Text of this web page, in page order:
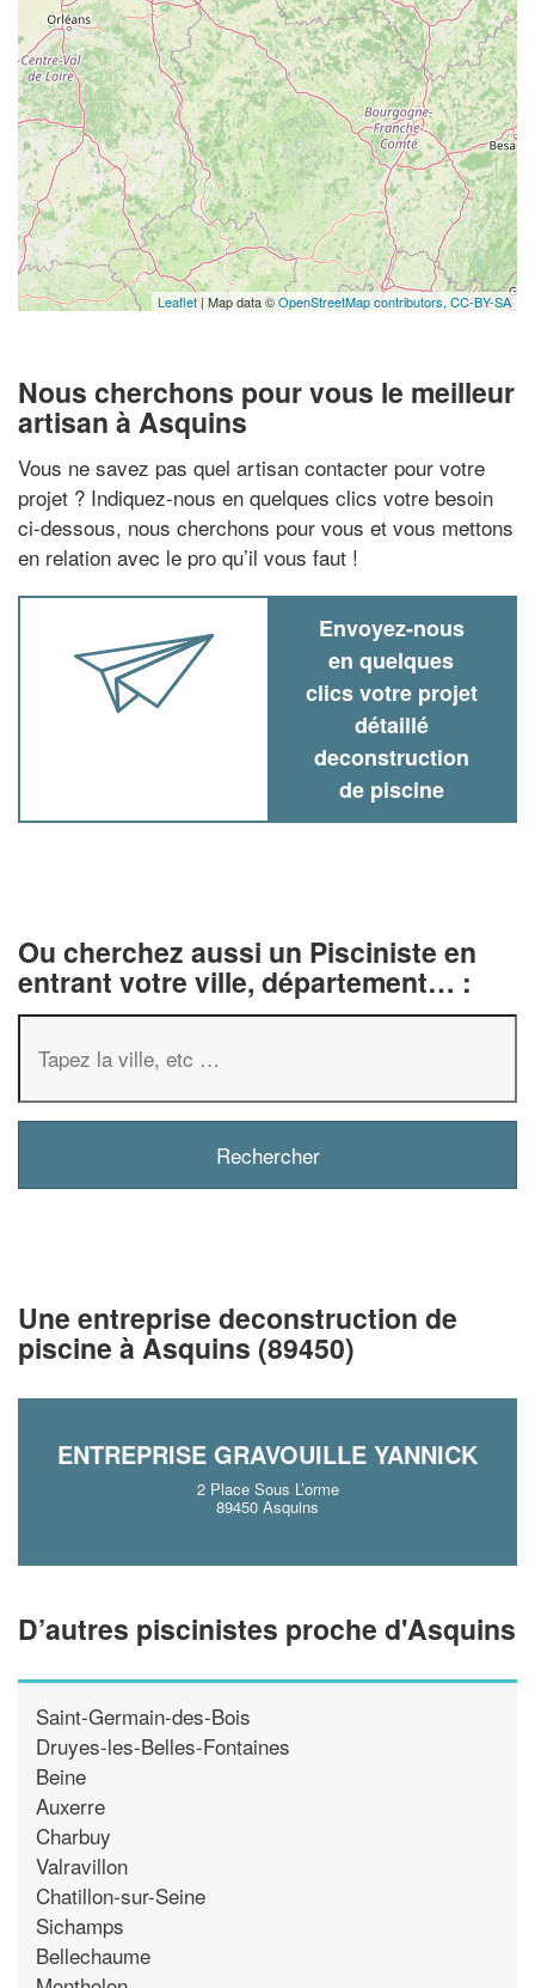
Leaflet| Map data ©OpenStreetMap contributors, CC-BY-SA
Nous cherchons pour vous le meilleur
artisan à Asquins
Vous ne savez pas quel artisan contacter pour votre
projet ? Indiquez-nous en quelques clics votre besoin
ci-dessous, nous cherchons pour vous et vous mettons
en relation avec le pro qu’il vous faut !
Envoyez-nous
en quelques
clics votre projet
détaillé
deconstruction
de piscine
Ou cherchez aussi un Pisciniste en
entrant votre ville, département… :
Une entreprise deconstruction de
piscine à Asquins (89450)
ENTREPRISE GRAVOUILLE YANNICK
2 Place Sous L’orme
89450 Asquins
D’autres piscinistes proche d'Asquins
Saint-Germain-des-Bois
Druyes-les-Belles-Fontaines
Beine
Auxerre
Charbuy
Valravillon
Chatillon-sur-Seine
Sichamps
Bellechaume